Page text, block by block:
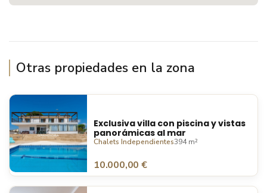
Otras propiedades en la zona
Exclusiva villa con piscina y vistas
panorámicas al mar
Chalets Independientes394 m²
10.000,00 €